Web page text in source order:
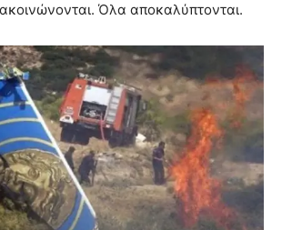
Όλα αποκαλύπτονται.